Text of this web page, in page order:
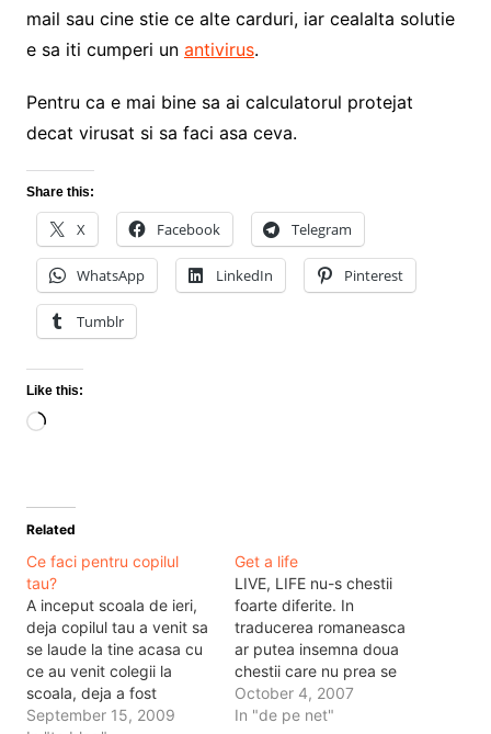
mail sau cine stie ce alte carduri, iar cealalta solutie
e sa iti cumperi un antivirus.
Pentru ca e mai bine sa ai calculatorul protejat
decat virusat si sa faci asa ceva.
Share this:
X Facebook Telegram
WhatsApp LinkedIn Pinterest
Tumblr
Like this:
Loading…
Related
Ce faci pentru copilul
tau?
A inceput scoala de ieri,
deja copilul tau a venit sa
se laude la tine acasa cu
ce au venit colegii la
scoala, deja a fost
probabil la ei acasa sa
September 15, 2009
Get a life
LIVE, LIFE nu-s chestii
foarte diferite. In
traducerea romaneasca
ar putea insemna doua
chestii care nu prea se
pupa, dar in engleza
inseamna cam acelasi
October 4, 2007
In "de pe net"